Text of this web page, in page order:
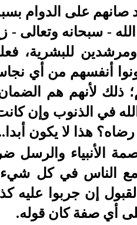
صانهم على الدوام
- سبحانه وتعالى -
ومرشدين للبشرية،
أنفسهم من أي
ذلك لأنهم هم
الله في الذنوب وإن
هذا لا يكون أبدا..
الأنبياء والرسل
الناس في كل شيء،
إن جربوا
أي صفة كان قوله.